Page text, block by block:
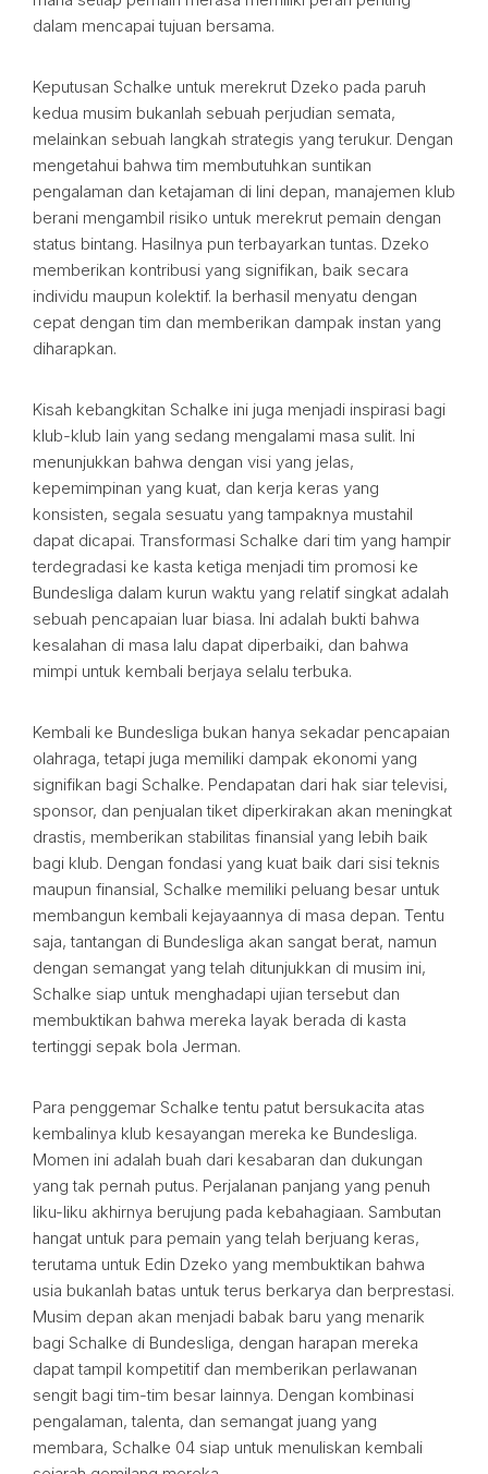
dalam mencapai tujuan bersama.
Keputusan Schalke untuk merekrut Dzeko pada paruh
kedua musim bukanlah sebuah perjudian semata,
melainkan sebuah langkah strategis yang terukur. Dengan
mengetahui bahwa tim membutuhkan suntikan
pengalaman dan ketajaman di lini depan, manajemen klub
berani mengambil risiko untuk merekrut pemain dengan
status bintang. Hasilnya pun terbayarkan tuntas. Dzeko
memberikan kontribusi yang signifikan, baik secara
individu maupun kolektif. Ia berhasil menyatu dengan
cepat dengan tim dan memberikan dampak instan yang
diharapkan.
Kisah kebangkitan Schalke ini juga menjadi inspirasi bagi
klub-klub lain yang sedang mengalami masa sulit. Ini
menunjukkan bahwa dengan visi yang jelas,
kepemimpinan yang kuat, dan kerja keras yang
konsisten, segala sesuatu yang tampaknya mustahil
dapat dicapai. Transformasi Schalke dari tim yang hampir
terdegradasi ke kasta ketiga menjadi tim promosi ke
Bundesliga dalam kurun waktu yang relatif singkat adalah
sebuah pencapaian luar biasa. Ini adalah bukti bahwa
kesalahan di masa lalu dapat diperbaiki, dan bahwa
mimpi untuk kembali berjaya selalu terbuka.
Kembali ke Bundesliga bukan hanya sekadar pencapaian
olahraga, tetapi juga memiliki dampak ekonomi yang
signifikan bagi Schalke. Pendapatan dari hak siar televisi,
sponsor, dan penjualan tiket diperkirakan akan meningkat
drastis, memberikan stabilitas finansial yang lebih baik
bagi klub. Dengan fondasi yang kuat baik dari sisi teknis
maupun finansial, Schalke memiliki peluang besar untuk
membangun kembali kejayaannya di masa depan. Tentu
saja, tantangan di Bundesliga akan sangat berat, namun
dengan semangat yang telah ditunjukkan di musim ini,
Schalke siap untuk menghadapi ujian tersebut dan
membuktikan bahwa mereka layak berada di kasta
tertinggi sepak bola Jerman.
Para penggemar Schalke tentu patut bersukacita atas
kembalinya klub kesayangan mereka ke Bundesliga.
Momen ini adalah buah dari kesabaran dan dukungan
yang tak pernah putus. Perjalanan panjang yang penuh
liku-liku akhirnya berujung pada kebahagiaan. Sambutan
hangat untuk para pemain yang telah berjuang keras,
terutama untuk Edin Dzeko yang membuktikan bahwa
usia bukanlah batas untuk terus berkarya dan berprestasi.
Musim depan akan menjadi babak baru yang menarik
bagi Schalke di Bundesliga, dengan harapan mereka
dapat tampil kompetitif dan memberikan perlawanan
sengit bagi tim-tim besar lainnya. Dengan kombinasi
pengalaman, talenta, dan semangat juang yang
membara, Schalke 04 siap untuk menuliskan kembali